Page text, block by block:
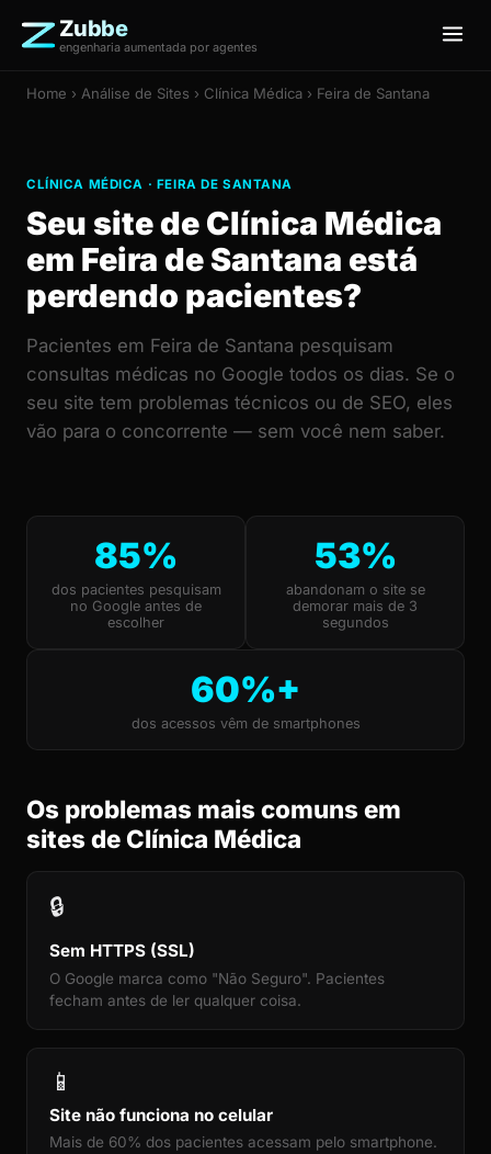
Zubbe
engenharia aumentada por agentes
Home › Análise de Sites › Clínica Médica › Feira de Santana
CLÍNICA MÉDICA · FEIRA DE SANTANA
Seu site de Clínica Médica
em Feira de Santana está
perdendo pacientes?
Pacientes em Feira de Santana pesquisam
consultas médicas no Google todos os dias. Se o
seu site tem problemas técnicos ou de SEO, eles
vão para o concorrente — sem você nem saber.
85%
dos pacientes pesquisam
no Google antes de
escolher
53%
abandonam o site se
demorar mais de 3
segundos
60%+
dos acessos vêm de smartphones
Os problemas mais comuns em
sites de Clínica Médica
🔒
Sem HTTPS (SSL)
O Google marca como "Não Seguro". Pacientes
fecham antes de ler qualquer coisa.
📱
Site não funciona no celular
Mais de 60% dos pacientes acessam pelo smartphone.